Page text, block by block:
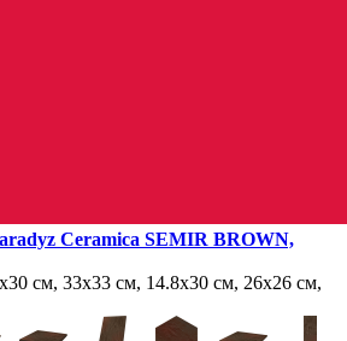
Ceramica SEMIR BROWN,
см, 33х33 см, 14.8х30 см, 26х26 см,